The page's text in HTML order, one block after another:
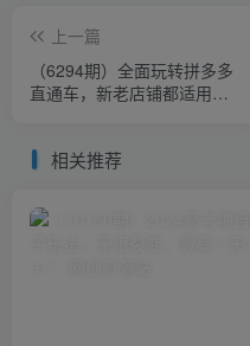
上一篇
（6294期）全面玩转拼多多
直通车，新老店铺都适用的
相关推荐